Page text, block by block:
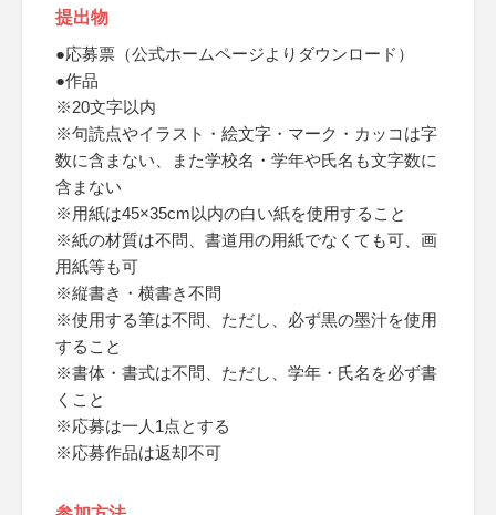
提出物
●応募票（公式ホームページよりダウンロード）
●作品
※20文字以内
※句読点やイラスト・絵文字・マーク・カッコは字
数に含まない、また学校名・学年や氏名も文字数に
含まない
※用紙は45×35cm以内の白い紙を使用すること
※紙の材質は不問、書道用の用紙でなくても可、画
用紙等も可
※縦書き・横書き不問
※使用する筆は不問、ただし、必ず黒の墨汁を使用
すること
※書体・書式は不問、ただし、学年・氏名を必ず書
くこと
※応募は一人1点とする
※応募作品は返却不可